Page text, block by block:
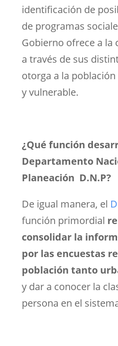
identificación de
de programas
Gobierno ofrece a la
a través de sus
otorga a la
y vulnerable.
¿Qué función
Departamento
Planeación D.N.P?
De igual manera, el
función primordial
consolidar la
por las encuestas
población tanto
y dar a conocer la
persona en el